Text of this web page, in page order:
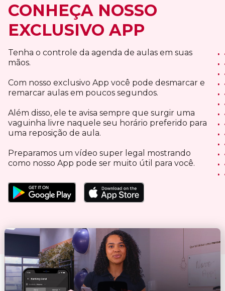
CONHEÇA NOSSO
EXCLUSIVO APP
Tenha o controle da agenda de aulas em suas
mãos.
Com nosso exclusivo App você pode desmarcar e
remarcar aulas em poucos segundos.
Além disso, ele te avisa sempre que surgir uma
vaguinha livre naquele seu horário preferido para
uma reposição de aula.
Preparamos um vídeo super legal mostrando
como nosso App pode ser muito útil para você.